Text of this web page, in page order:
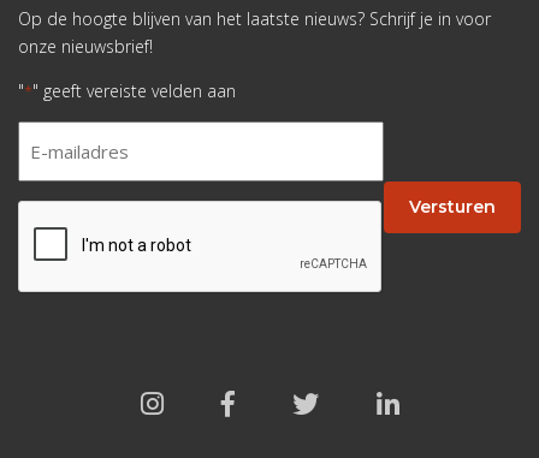
Op de hoogte blijven van het laatste nieuws? Schrijf je in voor
onze nieuwsbrief!
"*" geeft vereiste velden aan
* Versturen